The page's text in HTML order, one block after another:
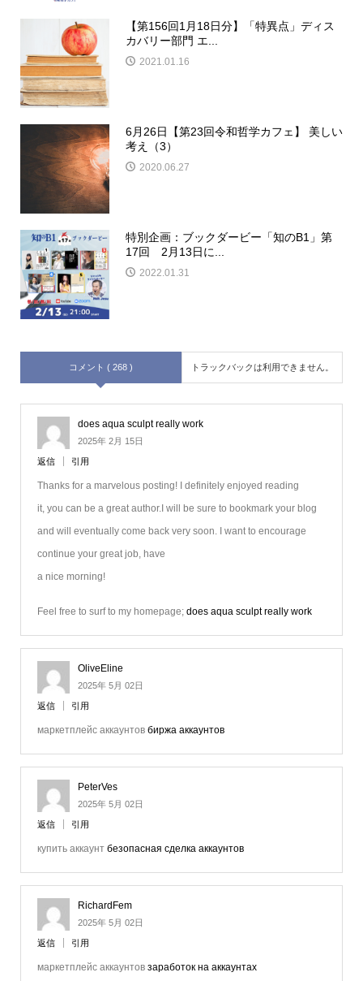
【第156回1月18日分】「特異点」ディス
カバリー部門 エ...
2021.01.16
6月26日【第23回令和哲学カフェ】 美しい
考え（3）
2020.06.27
特別企画：ブックダービー「知のB1」第
17回 2月13日に...
2022.01.31
コメント ( 268 ) トラックバックは利用できません。
does aqua sculpt really work
2025年 2月 15日
返信 引用
Thanks for a marvelous posting! I definitely enjoyed reading
it, you can be a great author.I will be sure to bookmark your blog
and will eventually come back very soon. I want to encourage
continue your great job, have
a nice morning!
Feel free to surf to my homepage; does aqua sculpt really work
OliveEline
2025年 5月 02日
返信 引用
маркетплейс аккаунтов биржа аккаунтов
PeterVes
2025年 5月 02日
返信 引用
купить аккаунт безопасная сделка аккаунтов
RichardFem
2025年 5月 02日
返信 引用
маркетплейс аккаунтов заработок на аккаунтах